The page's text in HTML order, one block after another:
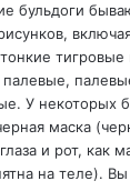
бульдоги
У некоторых
маска
и рот, как
на теле).